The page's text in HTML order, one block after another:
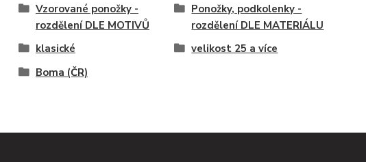
Vzorované ponožky -
rozdělení DLE MOTIVŮ
Ponožky, podkolenky -
rozdělení DLE MATERIÁLU
klasické
velikost 25 a více
Boma (ČR)